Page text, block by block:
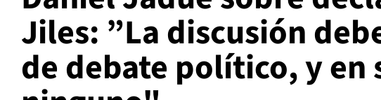
Jiles: ”La discusión
de debate político, y en